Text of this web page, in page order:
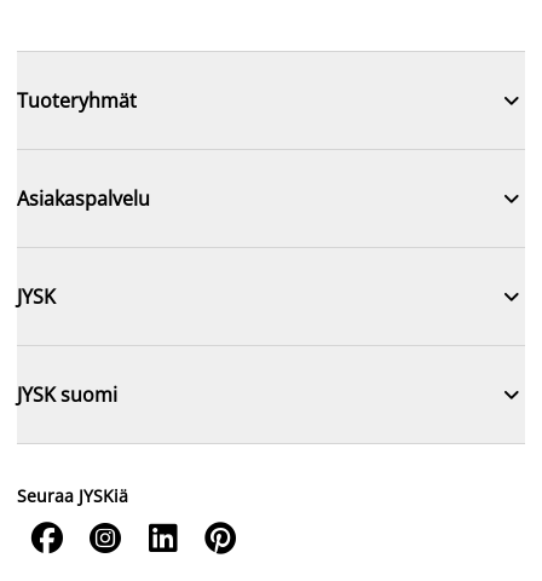
Tuoteryhmät 
Asiakaspalvelu 
JYSK 
JYSK suomi 
Seuraa JYSKiä
   